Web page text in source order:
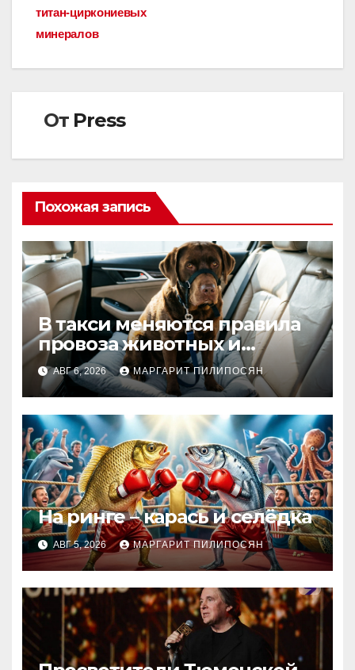
по
записям
титан-циркониевых
минералов
От Press
Похожая запись
В такси меняются правила
провоза животных и
багажа: что важно знать
АВГ 6, 2026 МАРГАРИТ ПИЛИПОСЯН
На ринге – карась и селёдка
АВГ 5, 2026 МАРГАРИТ ПИЛИПОСЯН